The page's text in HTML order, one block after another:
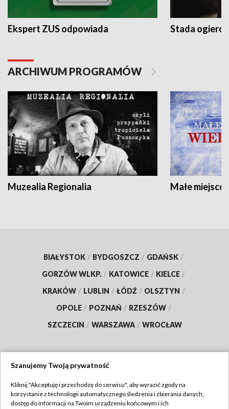
Ekspert ZUS odpowiada Stada
ARCHIWUM PROGRAMÓW
Muzealia Regionalia Małe
BIAŁYSTOK / BYDGOSZCZ / GDAŃSK /
GORZÓW WLKP. / KATOWICE / KIELCE /
KRAKÓW / LUBLIN / ŁÓDŹ / OLSZTYN /
OPOLE / POZNAŃ / RZESZÓW /
SZCZECIN / WARSZAWA / WROCŁAW
TVP
Szanujemy Twoją prywatność
Kliknij "Akceptuję i przechodzę do serwisu", aby wyrazić zgody na
korzystanie z technologii automatycznego śledzenia i zbierania danych,
dostęp do informacji na Twoim urządzeniu końcowym i ich